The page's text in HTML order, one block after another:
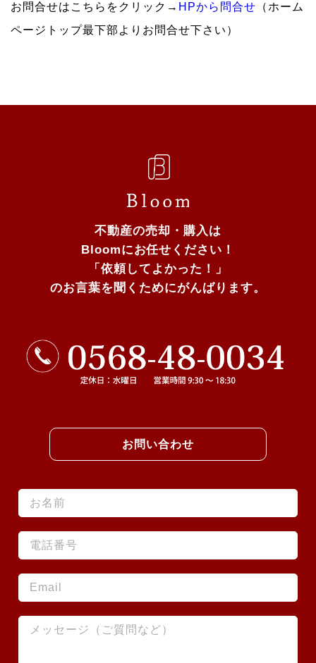
お問合せはこちらをクリック→ HPから問合せ （ホーム
ページトップ最下部よりお問合せ下さい）
不動産の売却・購入は
Bloomにお任せください！
「依頼してよかった！」
のお言葉を聞くためにがんばります。
お問い合わせ